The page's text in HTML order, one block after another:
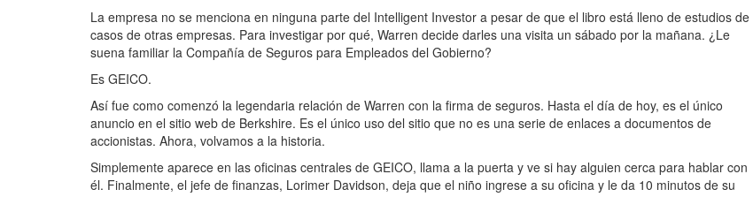
La empresa no se menciona en ninguna parte del Intelligent Investor a pesar de que el libro está lleno de estudios de
casos de otras empresas. Para investigar por qué, Warren decide darles una visita un sábado por la mañana. ¿Le
suena familiar la Compañía de Seguros para Empleados del Gobierno?
Es GEICO.
Así fue como comenzó la legendaria relación de Warren con la firma de seguros. Hasta el día de hoy, es el único
anuncio en el sitio web de Berkshire. Es el único uso del sitio que no es una serie de enlaces a documentos de
accionistas. Ahora, volvamos a la historia.
Simplemente aparece en las oficinas centrales de GEICO, llama a la puerta y ve si hay alguien cerca para hablar con
él. Finalmente, el jefe de finanzas, Lorimer Davidson, deja que el niño ingrese a su oficina y le da 10 minutos de su